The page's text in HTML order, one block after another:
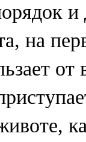
и
на